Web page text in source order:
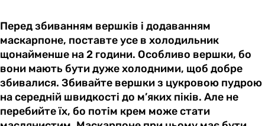
Перед збиванням вершків і додаванням
маскарпоне, поставте усе в холодильник
щонайменше на 2 години. Особливо вершки, бо
вони мають бути дуже холодними, щоб добре
збивалися. Збивайте вершки з цукровою пудрою
на середній швидкості до м’яких піків. Але не
перебийте їх, бо потім крем може стати